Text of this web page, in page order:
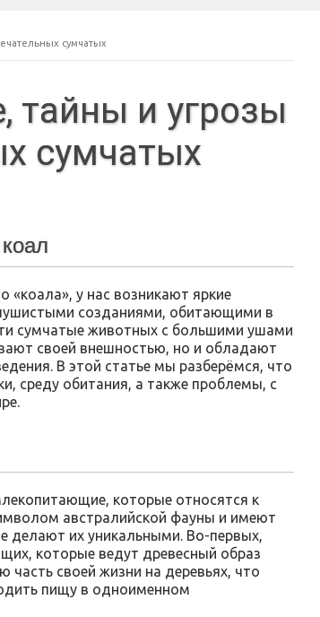
сумчатых
тайны и угрозы
сумчатых
у нас возникают яркие
созданиями, обитающими в
сумчатые животных с большими ушами
своей внешностью, но и обладают
В этой статье мы разберёмся, что
среду обитания, а также проблемы, с
которые относятся к
австралийской фауны и имеют
делают их уникальными. Во-первых,
которые ведут древесный образ
своей жизни на деревьях, что
пищу в одноименном